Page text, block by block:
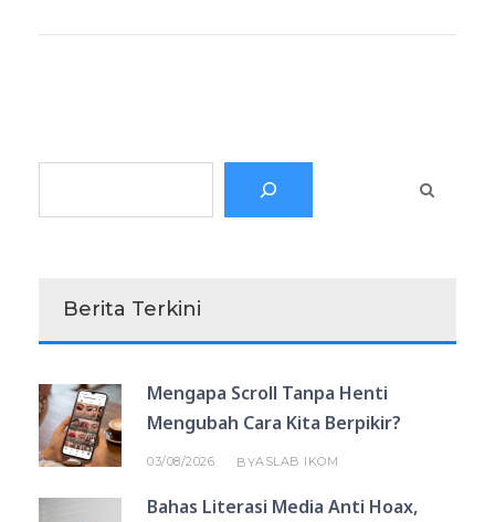
Berita Terkini
Mengapa Scroll Tanpa Henti
Mengubah Cara Kita Berpikir?
03/08/2026 BYASLAB IKOM
Bahas Literasi Media Anti Hoax,